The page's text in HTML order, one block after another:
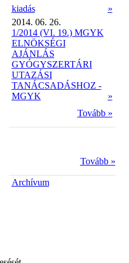
kiadás
»
2014. 06. 26.
1/2014 (VI. 19.) MGYK
ELNÖKSÉGI
AJÁNLÁS
GYÓGYSZERTÁRI
UTAZÁSI
TANÁCSADÁSHOZ -
MGYK
»
Tovább »
Tovább »
Archívum